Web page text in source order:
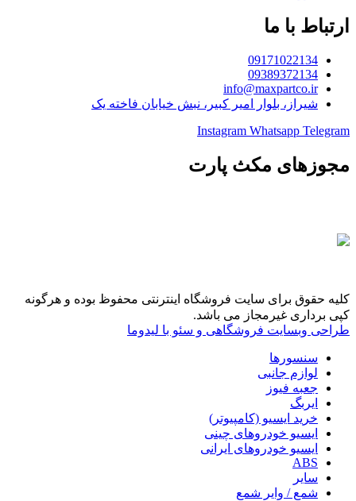
ارتباط با ما
09171022134
09389372134
info@maxpartco.ir
شیراز، بلوار امیر کبیر، نبش خیابان فاخته یک
Instagram Whatsapp Telegram
مجوزهای مکث پارت
کلیه حقوق برای سایت فروشگاه اینترنتی محفوظ بوده و هرگونه
کپی برداری غیرمجاز می باشد.
طراحی وبسایت فروشگاهی و سئو با لیدوما
سنسورها
لوازم جانبی
جعبه فیوز
ایربگ
خرید ایسیو (کامپیوتر)
ایسیو خودروهای چینی
ایسیو خودروهای ایرانی
ABS
سایر
شمع / وایر شمع